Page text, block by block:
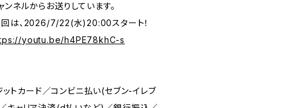
ネルからお送りしています。
、2026/7/22(水)20:00スタート！
youtu.be/h4PE78khC-s
トカード／コンビニ払い(セブン-イレブ